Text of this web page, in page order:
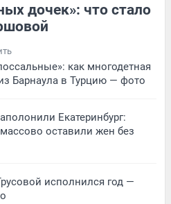
дочек»: что стало
как многодетная
Барнаула в Турцию — фото
Екатеринбург:
оставили жен без
исполнился год —